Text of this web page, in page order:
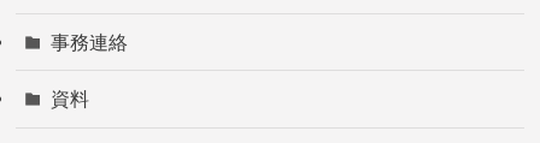
事務連絡
資料